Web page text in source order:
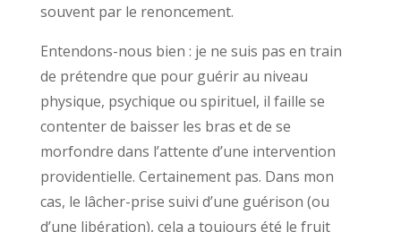
souvent par le renoncement.
Entendons-nous bien : je ne suis pas en train
de prétendre que pour guérir au niveau
physique, psychique ou spirituel, il faille se
contenter de baisser les bras et de se
morfondre dans l’attente d’une intervention
providentielle. Certainement pas. Dans mon
cas, le lâcher-prise suivi d’une guérison (ou
d’une libération), cela a toujours été le fruit